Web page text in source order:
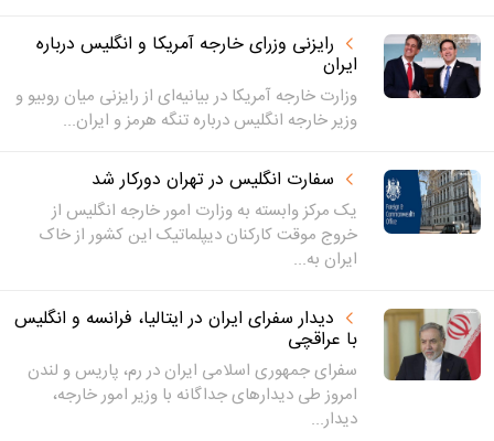
رایزنی وزرای خارجه آمریکا و انگلیس درباره
ایران
وزارت خارجه آمریکا در بیانیه‌ای از رایزنی میان روبیو و
وزیر خارجه انگلیس درباره تنگه هرمز و ایران...
سفارت انگلیس در تهران دورکار شد
یک مرکز وابسته به وزارت امور خارجه انگلیس از
خروج موقت کارکنان دیپلماتیک این کشور از خاک
ایران به...
دیدار سفرای ایران در ایتالیا، فرانسه و انگلیس
با عراقچی
سفرای جمهوری اسلامی ایران در رم، پاریس و لندن
امروز طی دیدارهای جداگانه با وزیر امور خارجه،
دیدار...